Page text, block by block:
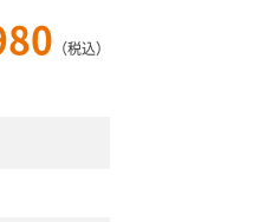
（税込）